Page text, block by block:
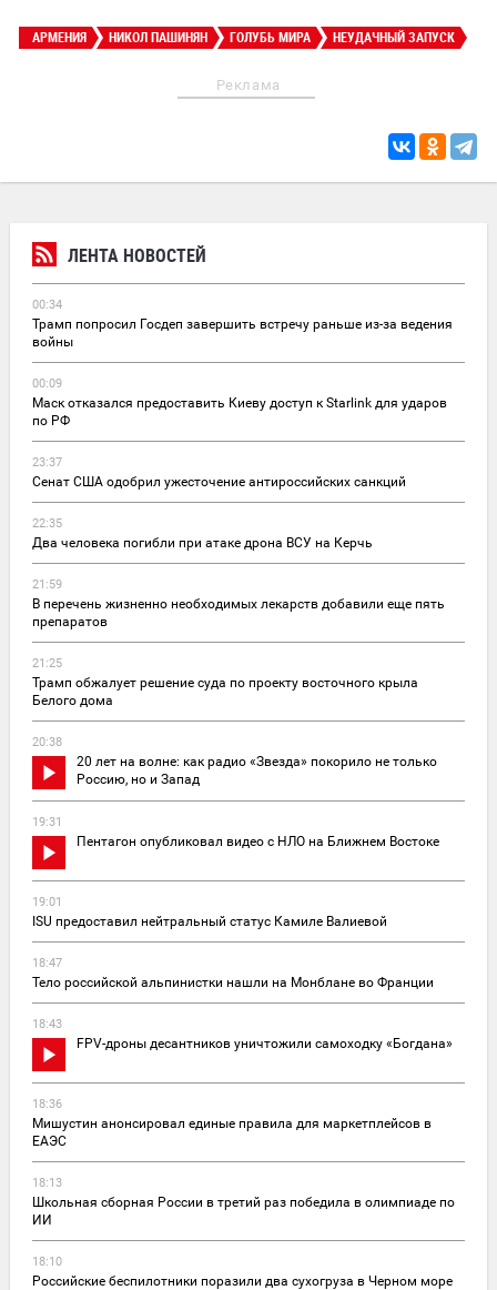
ЛЕНТА НОВОСТЕЙ
00:34
Трамп попросил Госдеп завершить встречу раньше из-за ведения
войны
00:09
Маск отказался предоставить Киеву доступ к Starlink для ударов
по РФ
23:37
Сенат США одобрил ужесточение антироссийских санкций
22:35
Два человека погибли при атаке дрона ВСУ на Керчь
21:59
В перечень жизненно необходимых лекарств добавили еще пять
препаратов
21:25
Трамп обжалует решение суда по проекту восточного крыла
Белого дома
20:38
20 лет на волне: как радио «Звезда» покорило не только
Россию, но и Запад
19:31
Пентагон опубликовал видео с НЛО на Ближнем Востоке
19:01
ISU предоставил нейтральный статус Камиле Валиевой
18:47
Тело российской альпинистки нашли на Монблане во Франции
18:43
FPV-дроны десантников уничтожили самоходку «Богдана»
18:36
Мишустин анонсировал единые правила для маркетплейсов в
ЕАЭС
18:13
Школьная сборная России в третий раз победила в олимпиаде по
ИИ
18:10
Российские беспилотники поразили два сухогруза в Черном море
АРМЕНИЯ НИКОЛ ПАШИНЯН ГОЛУБЬ МИРА НЕУДАЧНЫЙ ЗАПУСК
Реклама